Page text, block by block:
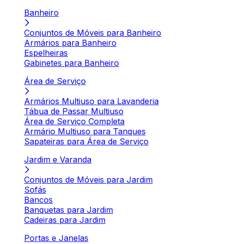
Banheiro
Conjuntos de Móveis para Banheiro
Armários para Banheiro
Espelheiras
Gabinetes para Banheiro
Área de Serviço
Armários Multiuso para Lavanderia
Tábua de Passar Multiuso
Área de Serviço Completa
Armário Multiuso para Tanques
Sapateiras para Área de Serviço
Jardim e Varanda
Conjuntos de Móveis para Jardim
Sofás
Bancos
Banquetas para Jardim
Cadeiras para Jardim
Portas e Janelas